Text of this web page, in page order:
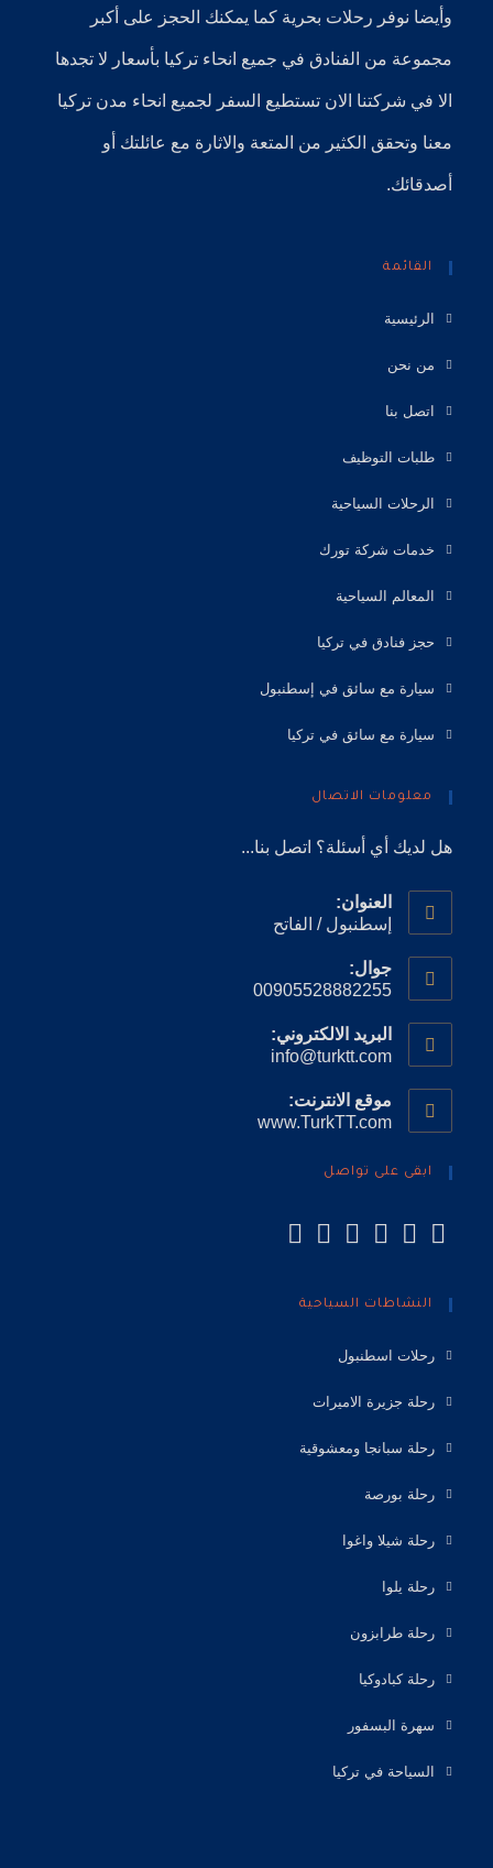
وأيضا نوفر رحلات بحرية كما يمكنك الحجز على أكبر
مجموعة من الفنادق في جميع انحاء تركيا بأسعار لا تجدها
الا في شركتنا الان تستطيع السفر لجميع انحاء مدن تركيا
معنا وتحقق الكثير من المتعة والاثارة مع عائلتك أو
أصدقائك.
القائمة
الرئيسية
من نحن
اتصل بنا
طلبات التوظيف
الرحلات السياحية
خدمات شركة تورك
المعالم السياحية
حجز فنادق في تركيا
سيارة مع سائق في إسطنبول
سيارة مع سائق في تركيا
معلومات الاتصال
هل لديك أي أسئلة؟ اتصل بنا...
العنوان:
إسطنبول / الفاتح
جوال:
00905528882255
البريد الالكتروني:
info@turktt.com
موقع الانترنت:
www.TurkTT.com
ابقى على تواصل
النشاطات السياحية
رحلات اسطنبول
رحلة جزيرة الاميرات
رحلة سبانجا ومعشوقية
رحلة بورصة
رحلة شيلا واغوا
رحلة يلوا
رحلة طرابزون
رحلة كبادوكيا
سهرة البسفور
السياحة في تركيا